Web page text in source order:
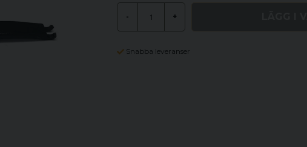
- +
Snabba leveranser